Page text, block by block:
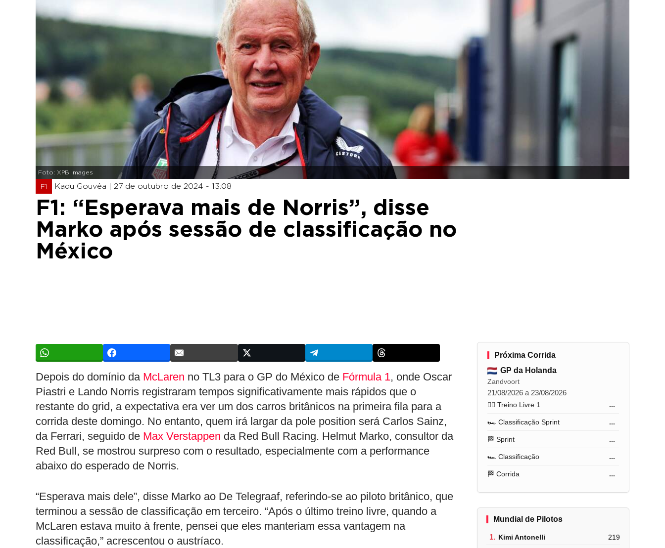
Foto: XPB Images
F1 Kadu Gouvêa | 27 de outubro de 2024 - 13:08
F1: “Esperava mais de Norris”, disse
Marko após sessão de classificação no
México
Depois do domínio da McLaren no TL3 para o GP do México de Fórmula 1, onde Oscar
Piastri e Lando Norris registraram tempos significativamente mais rápidos que o
restante do grid, a expectativa era ver um dos carros britânicos na primeira fila para a
corrida deste domingo. No entanto, quem irá largar da pole position será Carlos Sainz,
da Ferrari, seguido de Max Verstappen da Red Bull Racing. Helmut Marko, consultor da
Red Bull, se mostrou surpreso com o resultado, especialmente com a performance
abaixo do esperado de Norris.
“Esperava mais dele”, disse Marko ao De Telegraaf, referindo-se ao piloto britânico, que
terminou a sessão de classificação em terceiro. “Após o último treino livre, quando a
McLaren estava muito à frente, pensei que eles manteriam essa vantagem na
classificação,” acrescentou o austríaco.
Próxima Corrida
GP da Holanda
Zandvoort
21/08/2026 a 23/08/2026
🏋️‍♂️ Treino Livre 1 ...
🏎️ Classificação Sprint ...
🏁 Sprint ...
🏎️ Classificação ...
🏁 Corrida ...
Mundial de Pilotos
1. Kimi Antonelli 219